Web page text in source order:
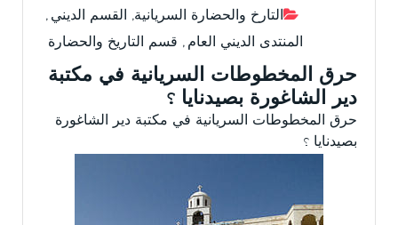
التارخ والحضارة السريانية, القسم الديني ,
المنتدى الديني العام , قسم التاريخ والحضارة
حرق المخطوطات السريانية في مكتبة
دير الشاغورة بصيدنايا ؟
حرق المخطوطات السريانية في مكتبة دير الشاغورة
بصيدنايا ؟